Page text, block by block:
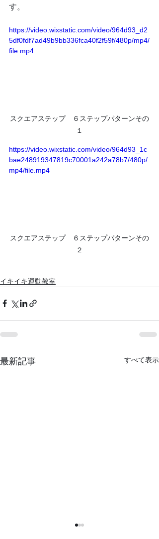
す。
https://video.wixstatic.com/video/964d93_d2
5df0fdf7ad49b9bb336fca40f2f59f/480p/mp4/
file.mp4
スクエアステップ　６ステップパターンその
１
https://video.wixstatic.com/video/964d93_1c
bae248919347819c70001a242a78b7/480p/
mp4/file.mp4
スクエアステップ　６ステップパターンその
２
イキイキ運動教室
最新記事 すべて表示